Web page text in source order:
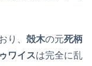
り、 殻木の元死柄
ワイスは完全に乱